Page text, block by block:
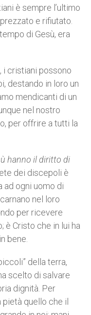
è sempre l’ultimo
e rifiutato.
di Gesù, era
i cristiani possono
destando in loro un
mendicanti di un
nel nostro
per offrire a tutti la
hanno il diritto di
dei discepoli è
ad ogni uomo di
nel loro
per ricevere
è Cristo che in lui ha
bene.
della terra,
scelto di salvare
dignità. Per
quello che il